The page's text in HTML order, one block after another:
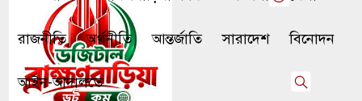
রাজনীতি অর্থনীতি আন্তর্জাতি সারাদেশ বিনোদন
আইন-আদালতে